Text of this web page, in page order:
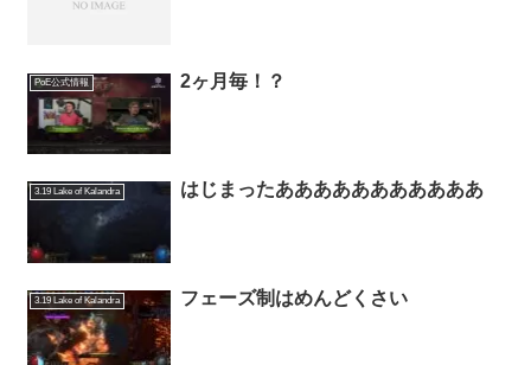
PoE公式情報 2ヶ月毎！？
3.19 Lake of Kalandra はじまったあああああああああああ
3.19 Lake of Kalandra フェーズ制はめんどくさい